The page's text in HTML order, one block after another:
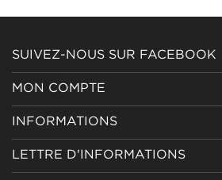
SUIVEZ-NOUS SUR FACEBOOK
MON COMPTE
INFORMATIONS
LETTRE D'INFORMATIONS